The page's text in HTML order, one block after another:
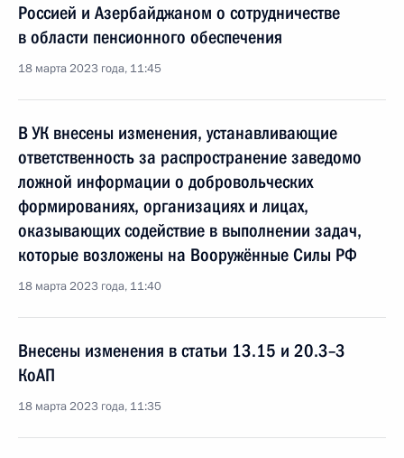
Россией и Азербайджаном о сотрудничестве
в области пенсионного обеспечения
18 марта 2023 года, 11:45
В УК внесены изменения, устанавливающие
ответственность за распространение заведомо
ложной информации о добровольческих
формированиях, организациях и лицах,
оказывающих содействие в выполнении задач,
которые возложены на Вооружённые Силы РФ
18 марта 2023 года, 11:40
Внесены изменения в статьи 13.15 и 20.3–3
КоАП
18 марта 2023 года, 11:35